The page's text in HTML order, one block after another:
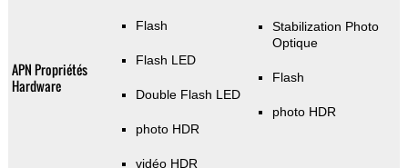
APN Propriétés
Hardware
Flash
Flash LED
Double Flash LED
photo HDR
vidéo HDR
Stabilization Photo
Optique
Flash
photo HDR